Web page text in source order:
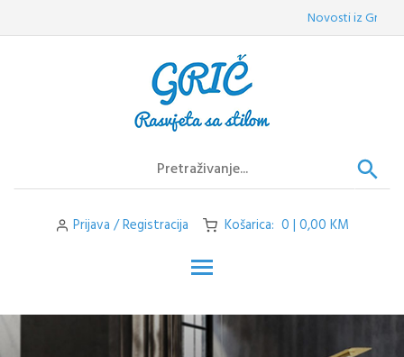
to
Novosti iz Griča:
Prijava / Registracija Košarica: 0 | 0,00 KM